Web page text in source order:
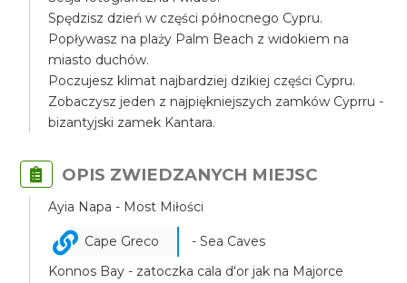
Spędzisz dzień w części północnego Cypru.
Popływasz na plaży Palm Beach z widokiem na
miasto duchów.
Poczujesz klimat najbardziej dzikiej części Cypru.
Zobaczysz jeden z najpiękniejszych zamków Cyprru -
bizantyjski zamek Kantara.
OPIS ZWIEDZANYCH MIEJSC
Ayia Napa - Most Miłości
Cape Greco
- Sea Caves
Konnos Bay - zatoczka cala d'or jak na Majorce